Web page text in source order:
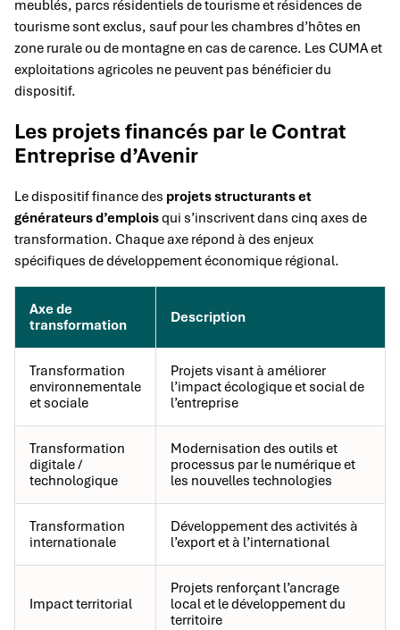
meublés, parcs résidentiels de tourisme et résidences de
tourisme sont exclus, sauf pour les chambres d’hôtes en
zone rurale ou de montagne en cas de carence. Les CUMA et
exploitations agricoles ne peuvent pas bénéficier du
dispositif.
Les projets financés par le Contrat
Entreprise d’Avenir
Le dispositif finance des projets structurants et
générateurs d’emploisqui s’inscrivent dans cinq axes de
transformation. Chaque axe répond à des enjeux
spécifiques de développement économique régional.
Axe de
transformation
Description
Transformation
environnementale
et sociale
Projets visant à améliorer
l’impact écologique et social de
l’entreprise
Transformation
digitale /
technologique
Modernisation des outils et
processus par le numérique et
les nouvelles technologies
Transformation
internationale
Développement des activités à
l’export et à l’international
Impact territorial
Projets renforçant l’ancrage
local et le développement du
territoire